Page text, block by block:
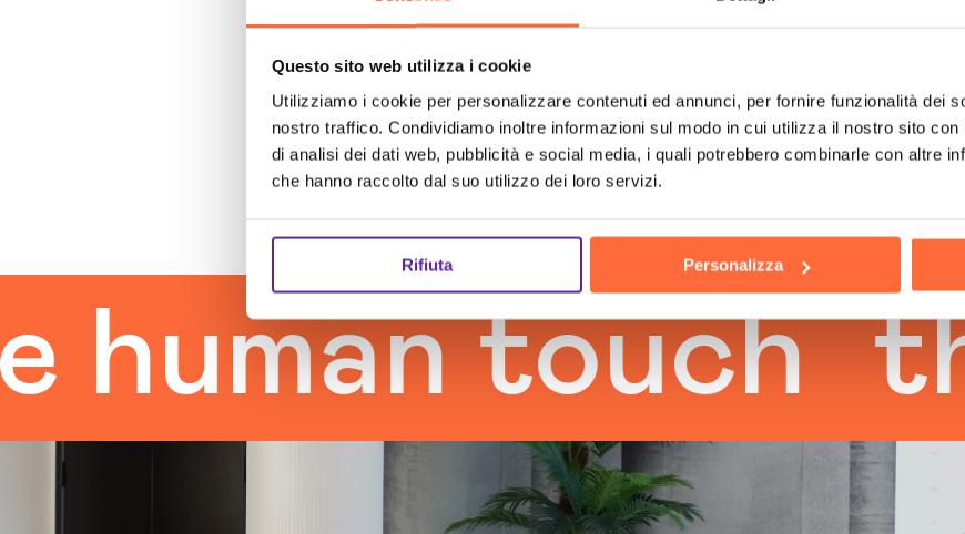
Questo sito web utilizza i cookie
Utilizziamo i cookie per personalizzare contenuti ed annunci, per fornire funzionalità dei
nostro traffico. Condividiamo inoltre informazioni sul modo in cui utilizza il nostro sito
di analisi dei dati web, pubblicità e social media, i quali potrebbero combinarle con altre
che hanno raccolto dal suo utilizzo dei loro servizi.
Rifiuta Personalizza
touch the